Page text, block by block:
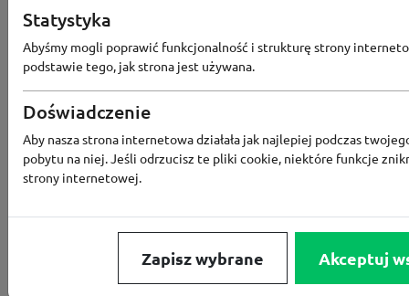
Popularne sklepy
MODIVO HEBE
MEDIA EXPERT
EOBUWIE
KOMPUTRONIK
ANSWEAR 4F OLEOLE!
Statystyka
Abyśmy mogli poprawić funkcjonalność i strukturę strony
podstawie tego, jak strona jest używana.
Doświadczenie
Aby nasza strona internetowa działała jak najlepiej podczas
pobytu na niej. Jeśli odrzucisz te pliki cookie, niektóre funkcje
strony internetowej.
Zapisz wybrane Akceptuj